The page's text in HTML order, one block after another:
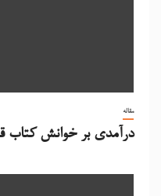
مقاله
درآمدی بر خوانش کتاب